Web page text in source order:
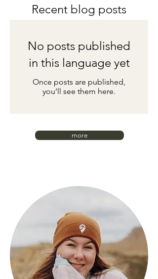
Recent blog posts
No posts published
in this language yet
Once posts are published,
you’ll see them here.
more